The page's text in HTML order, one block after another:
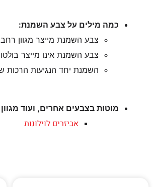
כמה מילים על צבע השמנת:
צבע השמנת מייצר מגוון
צבע השמנת אינו מייצר
השמנת יחד הנגיעות הרכות
מוטות בצבעים אחרים, ועוד
אביזרים לוילונות